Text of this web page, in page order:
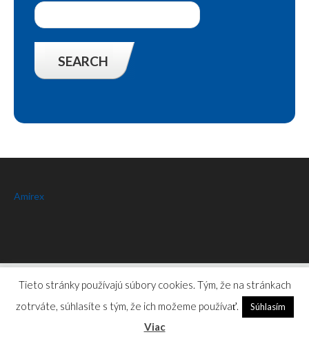
Amirex
Amirex© 2026. Privacy Policy
Tieto stránky používajú súbory cookies. Tým, že na stránkach
zotrváte, súhlasíte s tým, že ich možeme používať.
Súhlasím
Viac